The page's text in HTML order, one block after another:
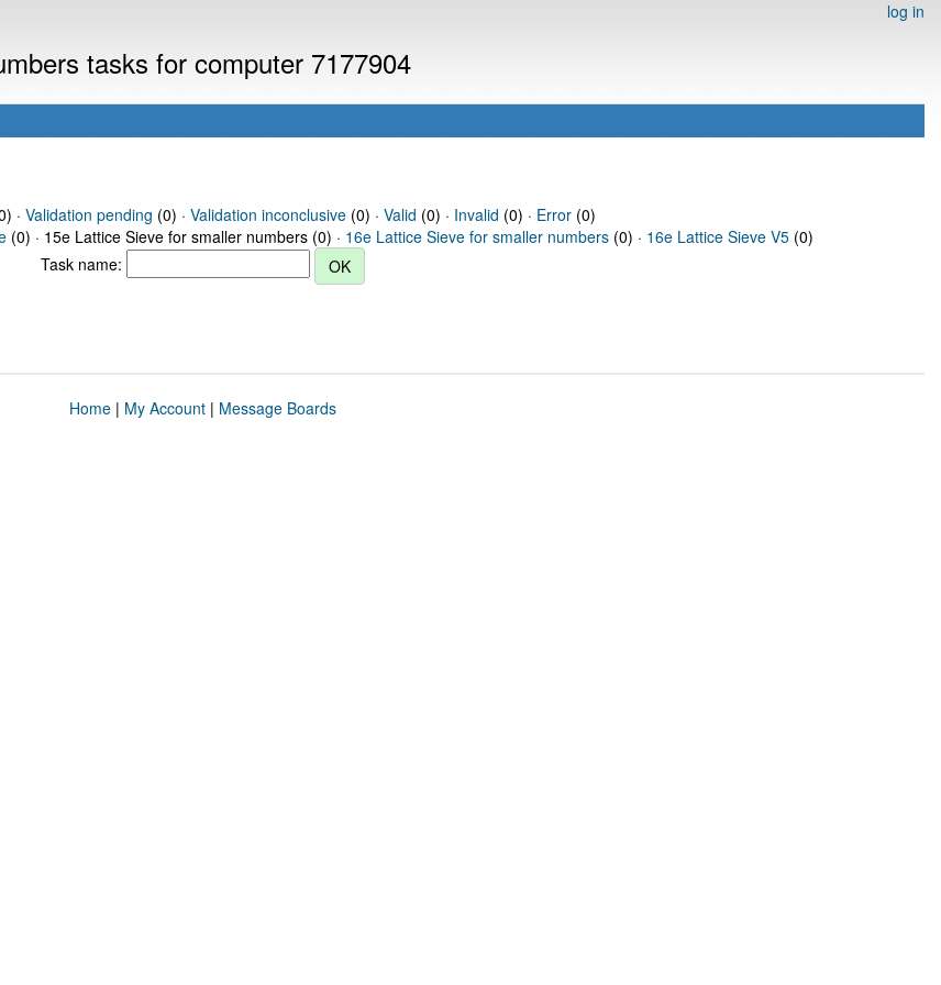
log in
tasks for computer 7177904
· Validation pending (0) · Validation inconclusive(0) · Valid (0) · Invalid (0) · Error(0)
(0) · 15e Lattice Sieve for smaller numbers (0) · 16e Lattice Sieve for smaller numbers (0) · 16e Lattice Sieve V5 (0)
Task name:
Home| My Account| Message Boards